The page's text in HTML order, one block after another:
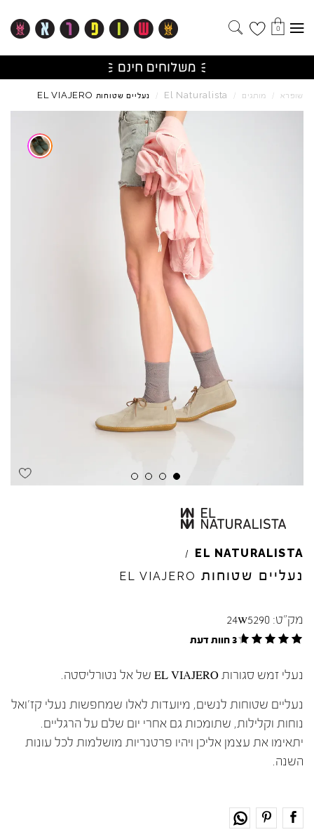
0
שופרא / מותגים /
El Naturalista
/ נעליים שטוחות ELVIAJERO
Skip to product reviews
EL NATURALISTA
/
נעליים שטוחות EL VIAJERO
מק"ט: 24w5290
3 חוות דעת
נעלי זמש סגורות EL VIAJERO של אל נטורליסטה.
נעליים שטוחות לנשים, מיועדות לאלו שמחפשות נעלי קז'ואל
נוחות וקלילות, שתומכות גם אחרי יום שלם על הרגליים.
יתאימו את עצמן אליכן ויהיו פרטנריות מושלמות לכל עונות
השנה.